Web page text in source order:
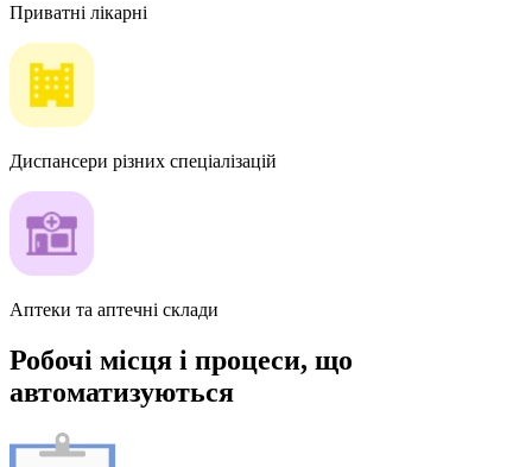
Приватні лікарні
Диспансери різних спеціалізацій
Аптеки та аптечні склади
Робочі місця і процеси, що
автоматизуються